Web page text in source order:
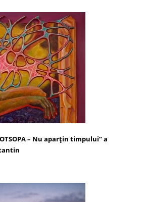
– Nu aparțin timpului” a